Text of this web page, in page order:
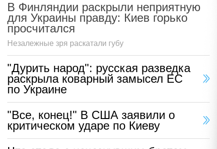
В Финляндии раскрыли неприятную
для Украины правду: Киев горько
просчитался
Незалежные зря раскатали губу
"Дурить народ": русская разведка
раскрыла коварный замысел ЕС
по Украине
"Все, конец!" В США заявили о
критическом ударе по Киеву